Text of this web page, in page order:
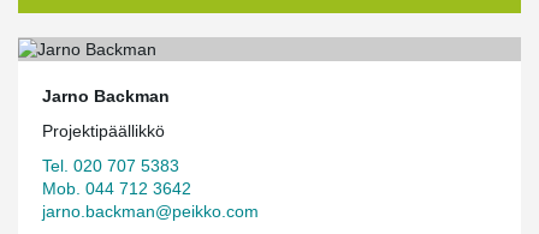
Jarno Backman
Projektipäällikkö
Tel. 020 707 5383
Mob. 044 712 3642
jarno.backman@peikko.com